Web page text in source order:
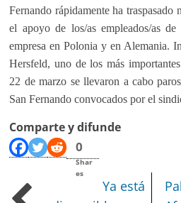
Fernando rápidamente ha traspasado
el apoyo de los/as empleados/as
empresa en Polonia y en Alemania.
Hersfeld, uno de los más
22 de marzo se llevaron a cabo
San Fernando convocados por el
Comparte y difunde
0
Shar
es
Ya está